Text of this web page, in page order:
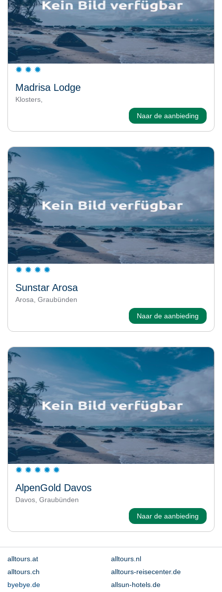
Madrisa Lodge
Klosters,
Naar de aanbieding
Sunstar Arosa
Arosa, Graubünden
Naar de aanbieding
AlpenGold Davos
Davos, Graubünden
Naar de aanbieding
alltours.at
alltours.nl
alltours.ch
alltours-reisecenter.de
byebye.de
allsun-hotels.de